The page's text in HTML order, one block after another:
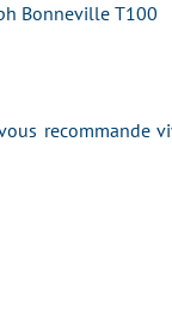
Bonneville T100
recommande